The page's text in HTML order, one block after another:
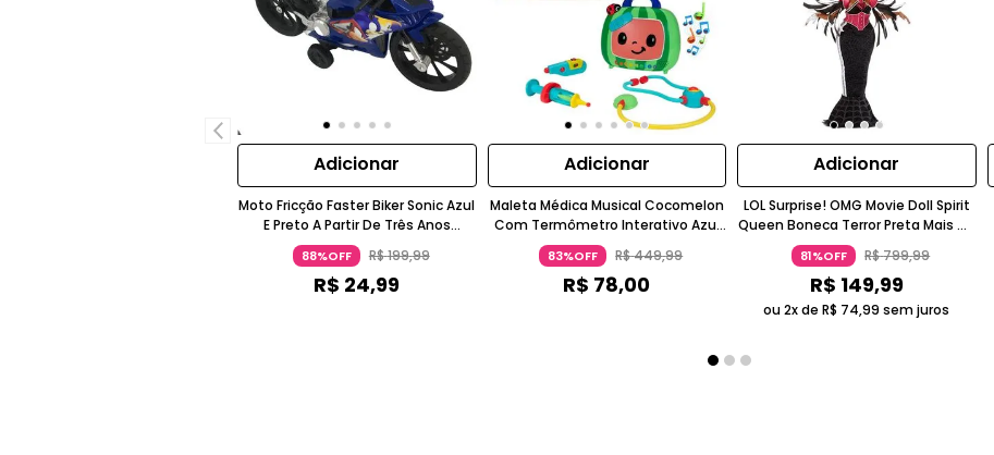
Adicionar
Moto Fricção Faster Biker Sonic Azul
E Preto A Partir De Três Anos
Candide
88%OFF R$199,99
R$ 24,99
Adicionar
Maleta Médica Musical Cocomelon
Com Termômetro Interativo Azul
Claro Para 1 A 2 Anos Candide
83%OFF R$449,99
R$ 78,00
Adicionar
LOL Surprise! OMG Movie Doll Spirit
Queen Boneca Terror Preta Mais De
14 Anos Candide
81%OFF R$799,99
R$ 149,99
ou 2x deR$ 74,99 sem juros